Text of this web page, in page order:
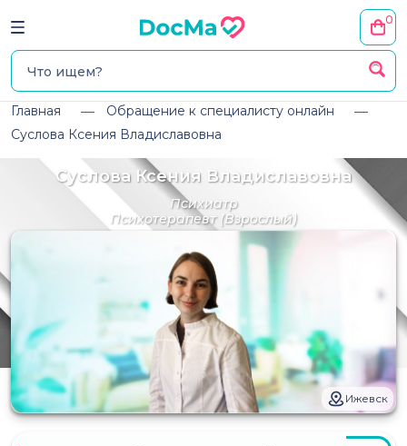
0
Главная
Обращение к специалисту онлайн
Суслова Ксения Владиславовна
Суслова Ксения Владиславовна
Психиатр
Психотерапевт(Взрослый)
Ижевск